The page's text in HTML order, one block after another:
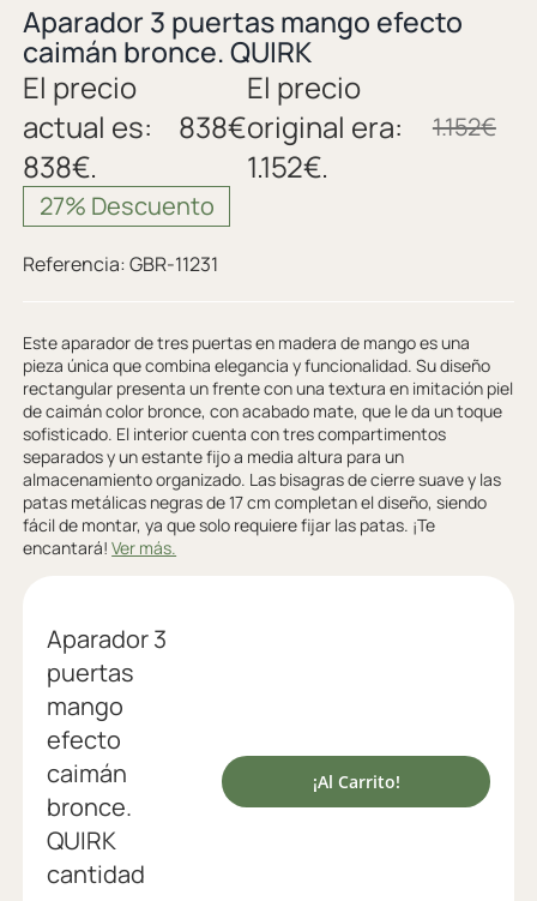
Aparador 3 puertas mango efecto
caimán bronce. QUIRK
1.152€
El precio
original era:
1.152€.
838€
El precio
actual es:
838€.
27% Descuento
Referencia:GBR-11231
Este aparador de tres puertas en madera de mango es una
pieza única que combina elegancia y funcionalidad. Su diseño
rectangular presenta un frente con una textura en imitación piel
de caimán color bronce, con acabado mate, que le da un toque
sofisticado. El interior cuenta con tres compartimentos
separados y un estante fijo a media altura para un
almacenamiento organizado. Las bisagras de cierre suave y las
patas metálicas negras de 17 cm completan el diseño, siendo
fácil de montar, ya que solo requiere fijar las patas. ¡Te
encantará!Ver más.
Aparador 3
puertas
mango
efecto
caimán
bronce.
QUIRK
cantidad
¡Al Carrito!